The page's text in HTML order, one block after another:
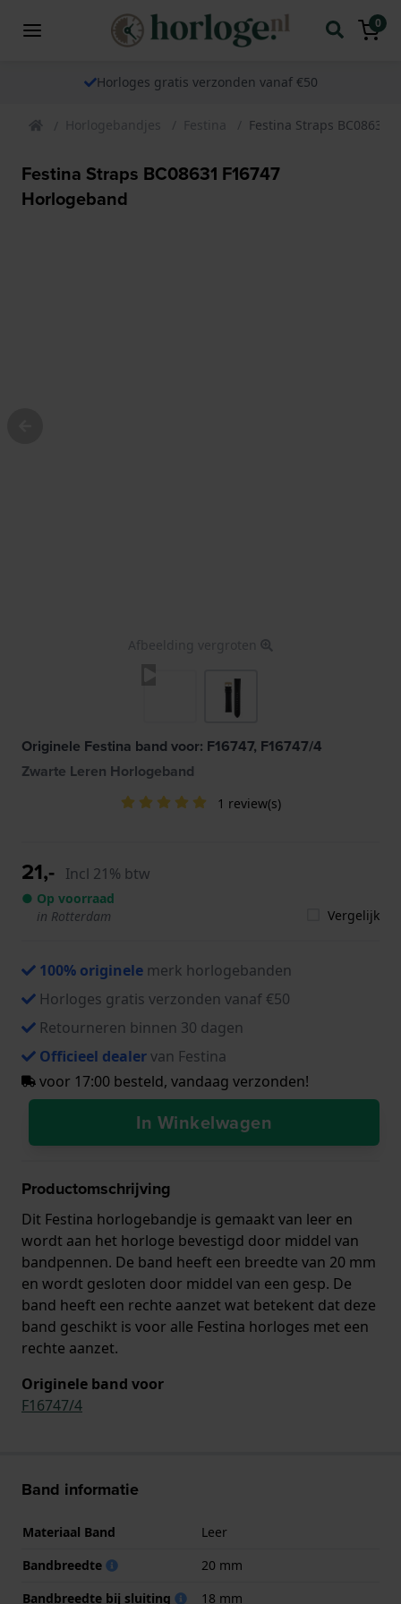
0
Horloges gratis verzonden vanaf €50
Horlogebandjes Festina Festina Straps BC08631
Festina Straps BC08631 F16747
Horlogeband
Afbeelding vergroten
Originele Festina band voor: F16747, F16747/4
Zwarte Leren Horlogeband
1 review(s)
21,- Incl 21% btw
● Op voorraad
in Rotterdam
Vergelijk
100% originele merk horlogebanden
Horloges gratis verzonden vanaf €50
Retourneren binnen 30 dagen
Officieel dealervan Festina
voor 17:00 besteld, vandaag verzonden!
In Winkelwagen
Productomschrijving
Dit Festina horlogebandje is gemaakt van leer en
wordt aan het horloge bevestigd door middel van
bandpennen. De band heeft een breedte van 20 mm
en wordt gesloten door middel van een gesp. De
band heeft een rechte aanzet wat betekent dat deze
band geschikt is voor alle Festina horloges met een
rechte aanzet.
Originele band voor
F16747/4
Band informatie
Materiaal Band
Leer
Bandbreedte
20 mm
Bandbreedte bij sluiting
18 mm